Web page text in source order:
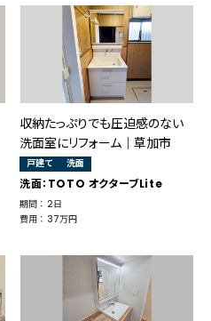
収納たっぷりでも圧迫感のない
洗面室にリフォーム｜草加市
戸建て 洗面
洗面：TOTO オクターブLite
期間 ： 2日
費用 ： 37万円